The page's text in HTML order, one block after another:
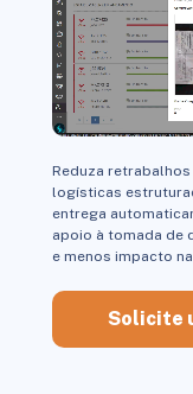
Reduza retrabalhos
logísticas
entrega
apoio à tomada de
e menos impacto
Solicite